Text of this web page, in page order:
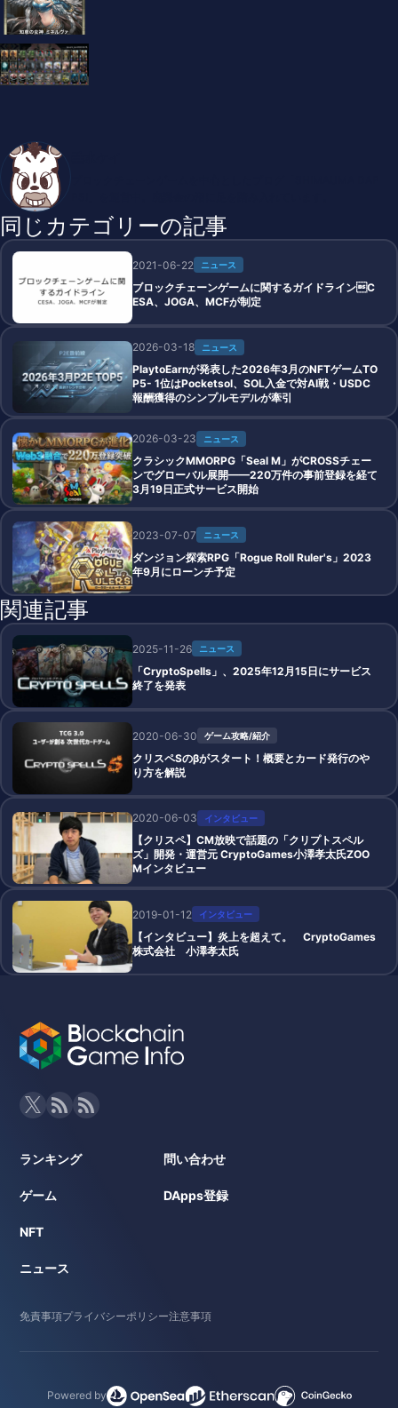
同じカテゴリーの記事
2021-06-22 ニュース
ブロックチェーンゲームに関するガイドラインC
ESA、JOGA、MCFが制定
2026-03-18 ニュース
PlaytoEarnが発表した2026年3月のNFTゲームTO
P5- 1位はPocketsol、SOL入金で対AI戦・USDC
報酬獲得のシンプルモデルが牽引
2026-03-23 ニュース
クラシックMMORPG「Seal M」がCROSSチェー
ンでグローバル展開——220万件の事前登録を経て
3月19日正式サービス開始
2023-07-07 ニュース
ダンジョン探索RPG「Rogue Roll Ruler's」2023
年9月にローンチ予定
関連記事
2025-11-26 ニュース
「CryptoSpells」、2025年12月15日にサービス
終了を発表
2020-06-30 ゲーム攻略/紹介
クリスペSのβがスタート！概要とカード発行のや
り方を解説
2020-06-03 インタビュー
【クリスペ】CM放映で話題の「クリプトスペル
ズ」開発・運営元 CryptoGames小澤孝太氏ZOO
Mインタビュー
2019-01-12 インタビュー
【インタビュー】炎上を超えて。 CryptoGames
株式会社 小澤孝太氏
ランキング
ゲーム
NFT
ニュース
問い合わせ
DApps登録
免責事項プライバシーポリシー注意事項
Powered by